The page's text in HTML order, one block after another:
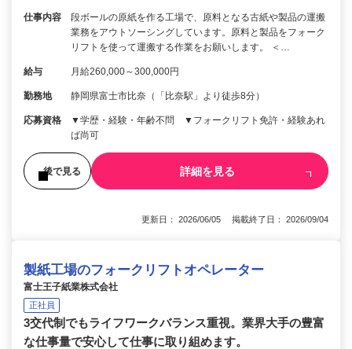
仕事内容
段ボールの原紙を作る工場で、原料となる古紙や製品の運搬
業務をアウトソーシングしています。原料と製品をフォーク
リフトを使って運搬する作業をお願いします。 ＜…
給与 月給260,000～300,000円
勤務地 静岡県富士市比奈（「比奈駅」より徒歩8分）
応募資格
▼学歴・経験・年齢不問 ▼フォークリフト免許・経験あれ
ば尚可
後で見る 詳細を見る
更新日： 2026/06/05 掲載終了日： 2026/09/04
製紙工場のフォークリフトオペレーター
富士王子紙業株式会社
正社員
3交代制でもライフワークバランス重視。業界大手の豊富
な仕事量で安心して仕事に取り組めます。